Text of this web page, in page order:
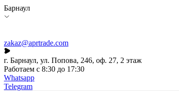
Барнаул
zakaz@aprtrade.com
г. Барнаул, ул. Попова, 246, оф. 27, 2 этаж
Работаем с 8:30 до 17:30
Whatsapp
Telegram